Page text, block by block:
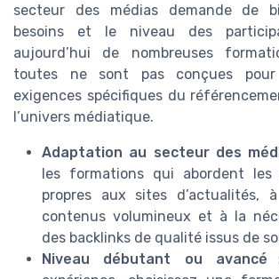
secteur des médias demande de
besoins et le niveau des
aujourd’hui de nombreuses
toutes ne sont pas conçues pour
exigences spécifiques du
l’univers médiatique.
Adaptation au secteur des
les formations qui abordent les
propres aux sites d’actualités,
contenus volumineux et à la
des backlinks de qualité issus de
Niveau débutant ou avancé